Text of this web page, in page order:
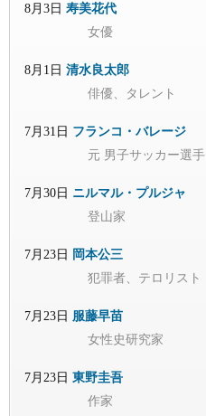
8月3日 寿美花代
女優
8月1日 清水良太郎
俳優、タレント
7月31日 フランコ・バレージ
元 男子サッカー選手
7月30日 ニルマル・プルジャ
登山家
7月23日 岡本公三
犯罪者、テロリスト
7月23日 服藤早苗
女性史研究家
7月23日 東野圭吾
作家